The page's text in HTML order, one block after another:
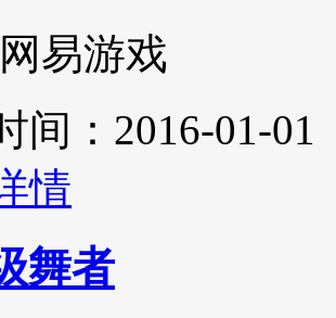
易游戏
间：2016-01-01
情
舞者